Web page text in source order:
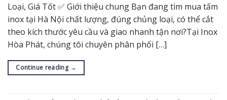
Loại, Giá Tốt ✅ Giới thiệu chung Bạn đang tìm mua tấm
inox tại Hà Nội chất lượng, đúng chủng loại, có thể cắt
theo kích thước yêu cầu và giao nhanh tận nơi?Tại Inox
Hòa Phát, chúng tôi chuyên phân phối […]
Continue reading →